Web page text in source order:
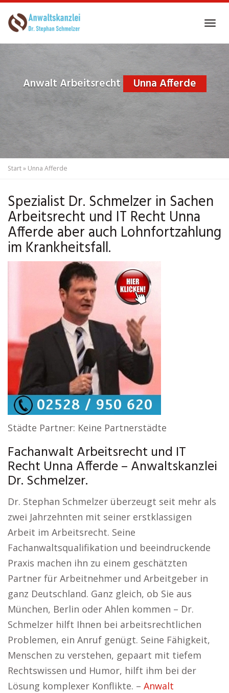
to
Anwalt Arbeitsrecht Unna Afferde
Start» Unna Afferde
Spezialist Dr. Schmelzer in Sachen
Arbeitsrecht und IT Recht Unna
Afferde aber auch Lohnfortzahlung
im Krankheitsfall.
Städte Partner: Keine Partnerstädte
Fachanwalt Arbeitsrecht und IT
Recht Unna Afferde – Anwaltskanzlei
Dr. Schmelzer.
Dr. Stephan Schmelzer überzeugt seit mehr als
zwei Jahrzehnten mit seiner erstklassigen
Arbeit im Arbeitsrecht. Seine
Fachanwaltsqualifikation und beeindruckende
Praxis machen ihn zu einem geschätzten
Partner für Arbeitnehmer und Arbeitgeber in
ganz Deutschland. Ganz gleich, ob Sie aus
München, Berlin oder Ahlen kommen – Dr.
Schmelzer hilft Ihnen bei arbeitsrechtlichen
Problemen, ein Anruf genügt. Seine Fähigkeit,
Menschen zu verstehen, gepaart mit tiefem
Rechtswissen und Humor, hilft ihm bei der
Lösung komplexer Konflikte. – Anwalt